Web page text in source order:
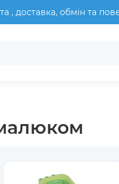
, доставка, обмін та